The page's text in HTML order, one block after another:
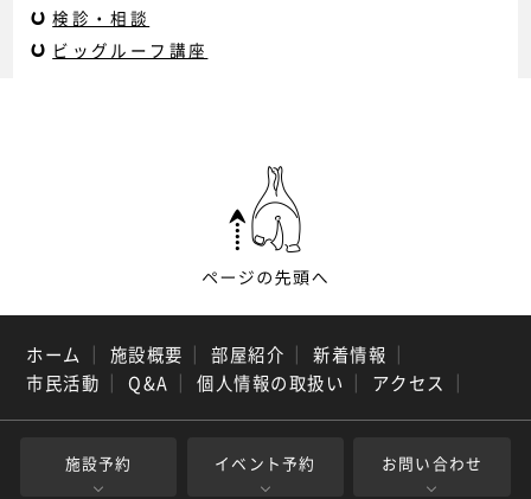
検診・相談
ビッグルーフ講座
ホーム ｜ 施設概要 ｜ 部屋紹介 ｜ 新着情報 ｜
市民活動 ｜ Q&A ｜ 個人情報の取扱い ｜ アクセス ｜
施設予約 イベント予約 お問い合わせ